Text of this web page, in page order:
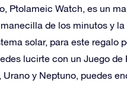
Ptolameic Watch, es un
de los minutos y
solar, para este regalo
lucirte con un Juego
Urano y Neptuno, puedes